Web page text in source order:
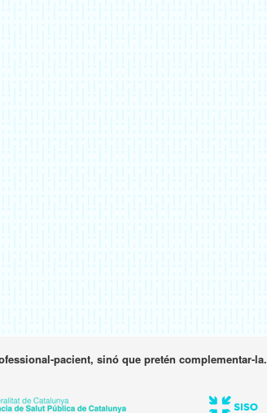
pacient, sinó que pretén complementar-la.